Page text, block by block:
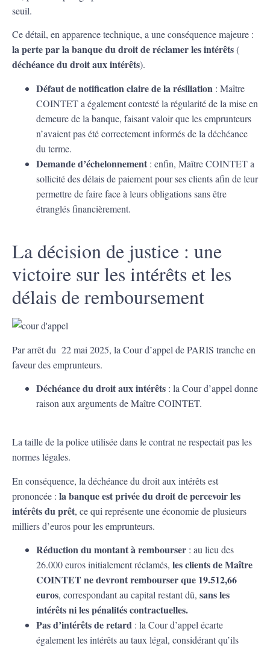
seuil.
Ce détail, en apparence technique, a une conséquence majeure :
la perte par la banque du droit de réclamer les intérêts(
déchéance du droit aux intérêts).
Défaut de notification claire de la résiliation : Maître
COINTET a également contesté la régularité de la mise en
demeure de la banque, faisant valoir que les emprunteurs
n’avaient pas été correctement informés de la déchéance
du terme.
Demande d’échelonnement : enfin, Maître COINTET a
sollicité des délais de paiement pour ses clients afin de leur
permettre de faire face à leurs obligations sans être
étranglés financièrement.
La décision de justice : une
victoire sur les intérêts et les
délais de remboursement
Par arrêt du 22 mai 2025, la Cour d’appel de PARIS tranche en
faveur des emprunteurs.
Déchéance du droit aux intérêts : la Cour d’appel donne
raison aux arguments de Maître COINTET.
La taille de la police utilisée dans le contrat ne respectait pas les
normes légales.
En conséquence, la déchéance du droit aux intérêts est
prononcée : la banque est privée du droit de percevoir les
intérêts du prêt, ce qui représente une économie de plusieurs
milliers d’euros pour les emprunteurs.
Réduction du montant à rembourser : au lieu des
26.000 euros initialement réclamés, les clients de Maître
COINTET ne devront rembourser que 19.512,66
euros, correspondant au capital restant dû, sans les
intérêts ni les pénalités contractuelles.
Pas d’intérêts de retard : la Cour d’appel écarte
également les intérêts au taux légal, considérant qu’ils